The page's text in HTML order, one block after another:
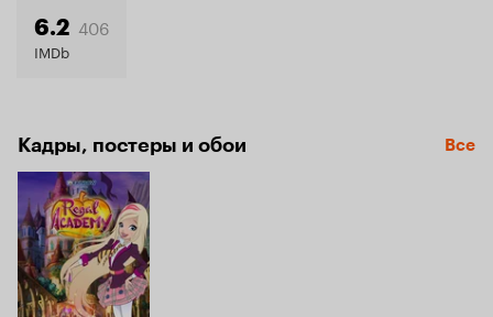
6.2 406
IMDb
Кадры, постеры и обои Все